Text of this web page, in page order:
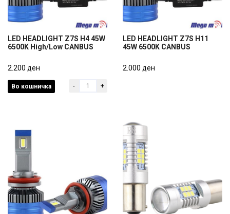
6500K High/Low CANBUS
2.200 ден
LED HEADLIGHT Z7S H4 45W
6500K High/Low CANBUS
2.200 ден
Во кошничка - +
45W 6500K CANBUS
LED HEADLIGHT Z7S H11
45W 6500K CANBUS
2.000 ден